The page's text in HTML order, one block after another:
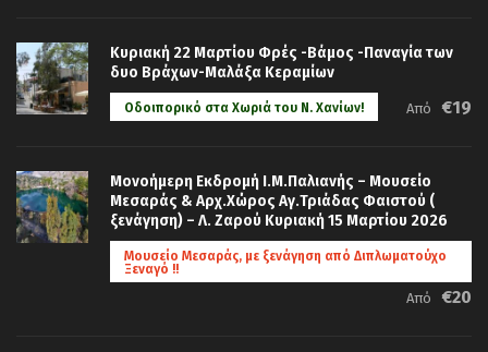
Κυριακή 22 Μαρτίου Φρές -Βάμος -Παναγία των
δυο Βράχων-Μαλάξα Κεραμίων
Οδοιπορικό στα Χωριά του Ν. Χανίων! Από €19
Μονοήμερη Εκδρομή Ι.Μ.Παλιανής – Μουσείο
Μεσαράς & Αρχ.Χώρος Αγ.Τριάδας Φαιστού (
ξενάγηση) – Λ. Ζαρού Κυριακή 15 Μαρτίου 2026
Μουσείο Μεσαράς, με ξενάγηση από Διπλωματούχο
Ξεναγό !!
Από €20